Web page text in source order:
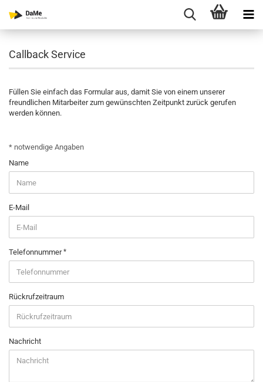
Callback Service
Füllen Sie einfach das Formular aus, damit Sie von einem unserer
freundlichen Mitarbeiter zum gewünschten Zeitpunkt zurück gerufen
werden können.
SERVICE
* notwendige Angaben
Name
E-Mail
Telefonnummer
Rückrufzeitraum
Nachricht